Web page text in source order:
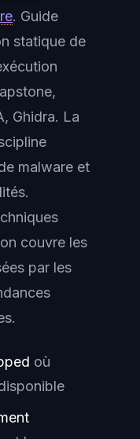
. Guide
statique de
Ghidra. La
malware et
couvre les
par les
où